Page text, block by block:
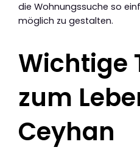
die Wohnungssuche so
möglich zu gestalten.
Wichtige
zum
Ceyhan